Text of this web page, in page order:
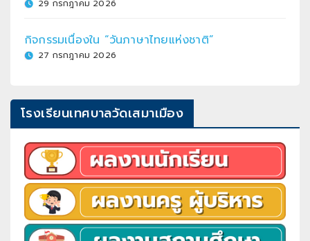
29 กรกฎาคม 2026
กิจกรรมเนื่องใน “วันภาษาไทยแห่งชาติ”
27 กรกฎาคม 2026
โรงเรียนเทศบาลวัดเสมาเมือง